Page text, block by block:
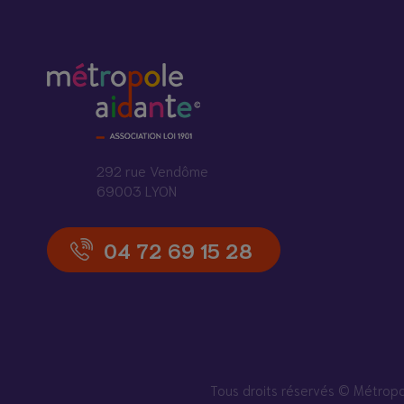
292 rue Vendôme
69003 LYON
04 72 69 15 28
Tous droits réservés ©